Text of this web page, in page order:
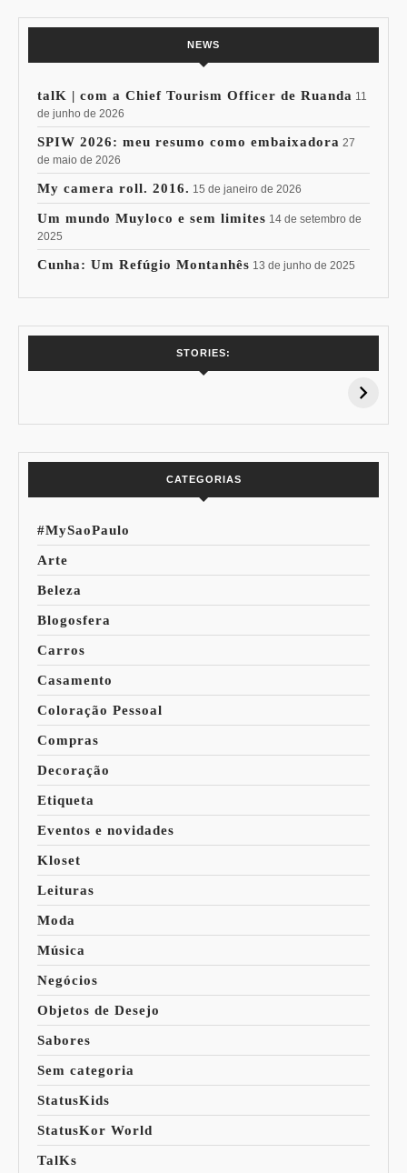
NEWS
talK | com a Chief Tourism Officer de Ruanda 11
de junho de 2026
SPIW 2026: meu resumo como embaixadora 27
de maio de 2026
My camera roll. 2016. 15 de janeiro de 2026
Um mundo Muyloco e sem limites 14 de setembro de
2025
Cunha: Um Refúgio Montanhês 13 de junho de 2025
STORIES:
15% de
Pessoal: Os
CATEGORIAS
#MySaoPaulo
Arte
Beleza
Blogosfera
Carros
Casamento
Coloração Pessoal
Compras
Decoração
Etiqueta
Eventos e novidades
Kloset
Leituras
Moda
Música
Negócios
Objetos de Desejo
Sabores
Sem categoria
StatusKids
StatusKor World
TalKs